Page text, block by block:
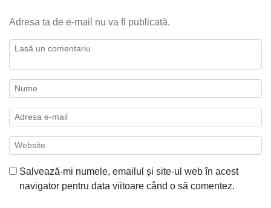
Adresa ta de e-mail nu va fi publicată.
Salvează-mi numele, emailul și site-ul web în acest
navigator pentru data viitoare când o să comentez.